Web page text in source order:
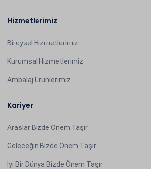
Hizmetlerimiz
Bireysel Hizmetlerimiz
Kurumsal Hizmetlerimiz
Ambalaj Ürünlerimiz
Kariyer
Araslar Bizde Önem Taşır
Geleceğin Bizde Önem Taşır
İyi Bir Dünya Bizde Önem Taşır